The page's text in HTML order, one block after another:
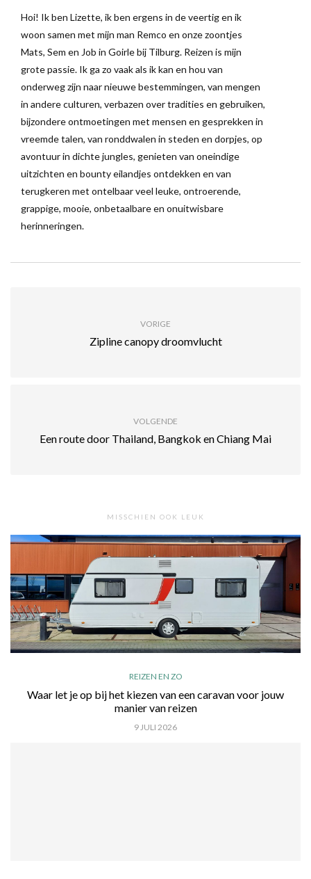
Hoi! Ik ben Lizette, ik ben ergens in de veertig en ik
woon samen met mijn man Remco en onze zoontjes
Mats, Sem en Job in Goirle bij Tilburg. Reizen is mijn
grote passie. Ik ga zo vaak als ik kan en hou van
onderweg zijn naar nieuwe bestemmingen, van mengen
in andere culturen, verbazen over tradities en gebruiken,
bijzondere ontmoetingen met mensen en gesprekken in
vreemde talen, van ronddwalen in steden en dorpjes, op
avontuur in dichte jungles, genieten van oneindige
uitzichten en bounty eilandjes ontdekken en van
terugkeren met ontelbaar veel leuke, ontroerende,
grappige, mooie, onbetaalbare en onuitwisbare
herinneringen.
VORIGE
Zipline canopy droomvlucht
VOLGENDE
Een route door Thailand, Bangkok en Chiang Mai
MISSCHIEN OOK LEUK
REIZEN EN ZO
Waar let je op bij het kiezen van een caravan voor jouw
manier van reizen
9 JULI 2026